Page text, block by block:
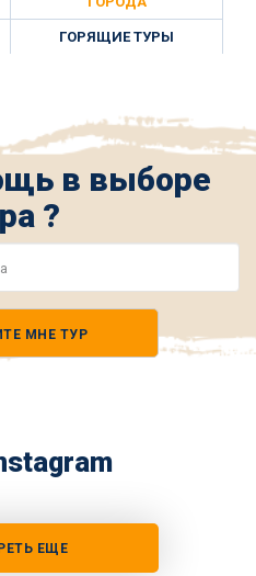
ГОРЯЩИЕ ТУРЫ
в выборе
?
МНЕ ТУР
ЕЩЕ